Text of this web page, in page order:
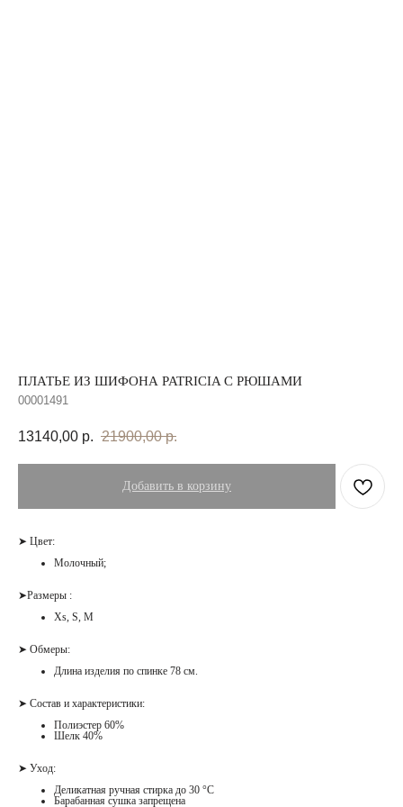
ПЛАТЬЕ ИЗ ШИФОНА PATRICIA С РЮШАМИ
00001491
13140,00 р. 21900,00 р.
Добавить в корзину
➤ Цвет:
Молочный;
➤Размеры :
Xs, S, M
➤ Обмеры:
Длина изделия по спинке 78 см.
➤ Состав и характеристики:
Полиэстер 60%
Шелк 40%
➤ Уход:
Деликатная ручная стирка до 30 °С
Барабанная сушка запрещена